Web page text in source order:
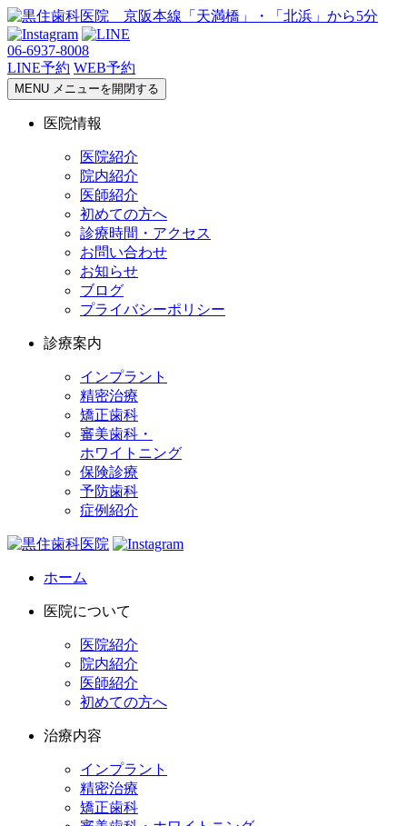
06-6937-8008
LINE予約 WEB予約
MENU メニューを開閉する
医院情報
医院紹介
院内紹介
医師紹介
初めての方へ
診療時間・アクセス
お問い合わせ
お知らせ
ブログ
プライバシーポリシー
診療案内
インプラント
精密治療
矯正歯科
審美歯科・
ホワイトニング
保険診療
予防歯科
症例紹介
ホーム
医院について
医院紹介
院内紹介
医師紹介
初めての方へ
治療内容
インプラント
精密治療
矯正歯科